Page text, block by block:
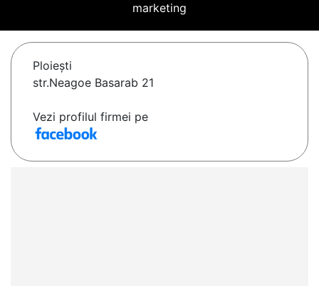
marketing
Ploieşti
str.Neagoe Basarab 21
Vezi profilul firmei pe